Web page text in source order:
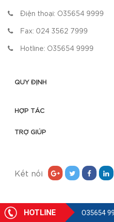
Điện thoại: O35654 9999
Fax: 024 3562 7999
Hotline: O35654 9999
QUY ĐỊNH
HỢP TÁC
TRỢ GIÚP
Kết nối
HOTLINE O35654